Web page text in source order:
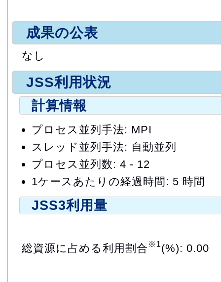
成果の公表
なし
JSS利用状況
計算情報
プロセス並列手法: MPI
スレッド並列手法: 自動並列
プロセス並列数: 4 - 12
1ケースあたりの経過時間: 5 時間
JSS3利用量
総資源に占める利用割合 ※1(%): 0.00